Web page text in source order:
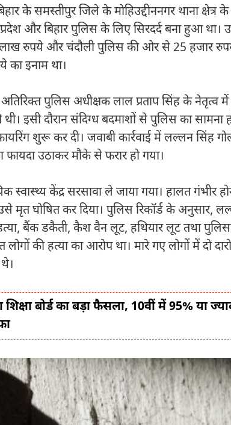
के समस्तीपुर जिले के मोहिउद्दीननगर थाना क्षेत्र
और बिहार पुलिस के लिए सिरदर्द बना हुआ था।
रुपये और चंदौली पुलिस की ओर से 25 हजार
इनाम था।
अतिरिक्त पुलिस अधीक्षक लाल प्रताप सिंह के
इसी दौरान संदिग्ध बदमाशों से पुलिस का सामना
शुरू कर दी। जवाबी कार्रवाई में लल्लन सिंह
उठाकर मौके से फरार हो गया।
स्वास्थ्य केंद्र सरसावा ले जाया गया। हालत गंभीर
मृत घोषित कर दिया। पुलिस रिकॉर्ड के अनुसार,
बैंक डकैती, कैश वैन लूट, हथियार लूट तथा
की हत्या का आरोप था। मारे गए लोगों में दो
बोर्ड का बड़ा फैसला, 10वीं में 95% या